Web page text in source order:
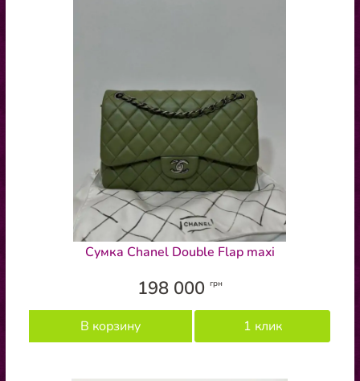
Сумка Chanel Double Flap maxi
198 000 грн
В корзину 1 клик